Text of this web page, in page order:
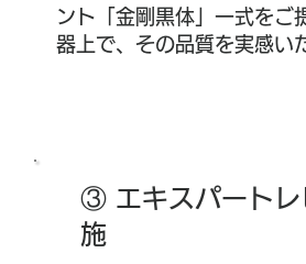
③ エキスパートレ
施
ント「金剛黒体」一式をご
器上で、その品質を実感い